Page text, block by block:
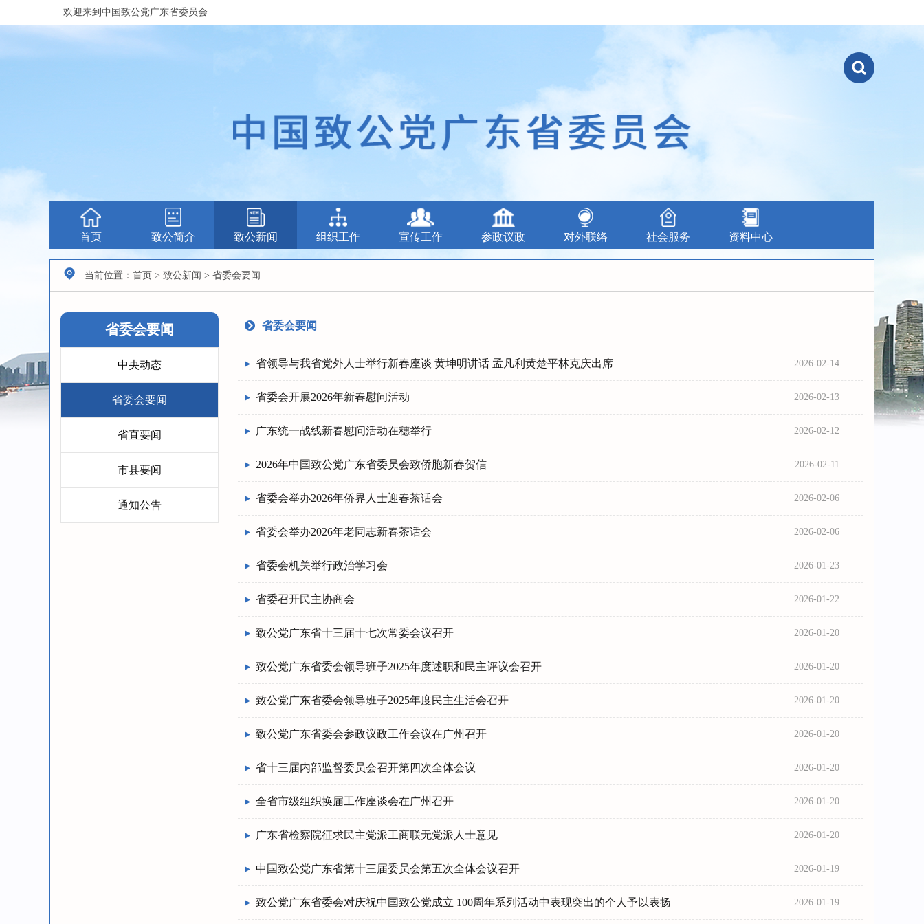
欢迎来到中国致公党广东省委员会
首页 致公简介 致公新闻 组织工作 宣传工作 参政议政 对外联络 社会服务 资料中心
当前位置：首页 > 致公新闻 > 省委会要闻
省委会要闻
中央动态
省委会要闻
省直要闻
市县要闻
通知公告
省委会要闻
省领导与我省党外人士举行新春座谈 黄坤明讲话 孟凡利黄楚平林克庆出席 2026-02-14
省委会开展2026年新春慰问活动 2026-02-13
广东统一战线新春慰问活动在穗举行 2026-02-12
2026年中国致公党广东省委员会致侨胞新春贺信 2026-02-11
省委会举办2026年侨界人士迎春茶话会 2026-02-06
省委会举办2026年老同志新春茶话会 2026-02-06
省委会机关举行政治学习会 2026-01-23
省委召开民主协商会 2026-01-22
致公党广东省十三届十七次常委会议召开 2026-01-20
致公党广东省委会领导班子2025年度述职和民主评议会召开 2026-01-20
致公党广东省委会领导班子2025年度民主生活会召开 2026-01-20
致公党广东省委会参政议政工作会议在广州召开 2026-01-20
省十三届内部监督委员会召开第四次全体会议 2026-01-20
全省市级组织换届工作座谈会在广州召开 2026-01-20
广东省检察院征求民主党派工商联无党派人士意见 2026-01-20
中国致公党广东省第十三届委员会第五次全体会议召开 2026-01-19
致公党广东省委会对庆祝中国致公党成立 100周年系列活动中表现突出的个人予以表扬 2026-01-19